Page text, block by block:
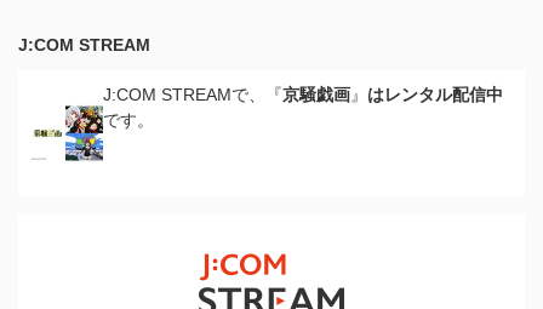
J:COM STREAM
J:COM STREAMで、『京騒戯画』 はレンタル配信中
です。